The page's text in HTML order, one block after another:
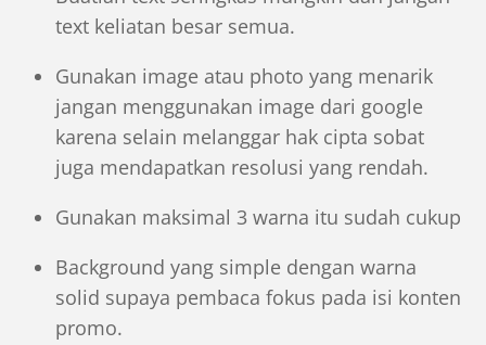
text keliatan besar semua.
Gunakan image atau photo yang menarik
jangan menggunakan image dari google
karena selain melanggar hak cipta sobat
juga mendapatkan resolusi yang rendah.
Gunakan maksimal 3 warna itu sudah cukup
Background yang simple dengan warna
solid supaya pembaca fokus pada isi konten
promo.